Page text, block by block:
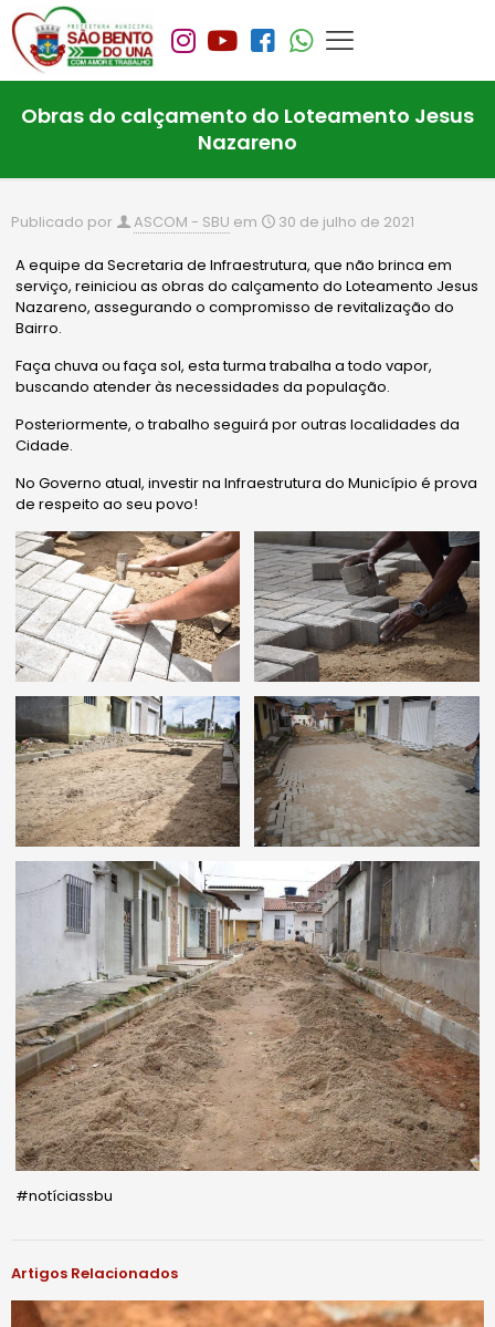
Obras do calçamento do Loteamento Jesus
Nazareno
Publicado por ASCOM - SBU em 30 de julho de 2021
A equipe da Secretaria de Infraestrutura, que não brinca em
serviço, reiniciou as obras do calçamento do Loteamento Jesus
Nazareno, assegurando o compromisso de revitalização do
Bairro.
Faça chuva ou faça sol, esta turma trabalha a todo vapor,
buscando atender às necessidades da população.
Posteriormente, o trabalho seguirá por outras localidades da
Cidade.
No Governo atual, investir na Infraestrutura do Município é prova
de respeito ao seu povo!
#notíciassbu
Artigos Relacionados